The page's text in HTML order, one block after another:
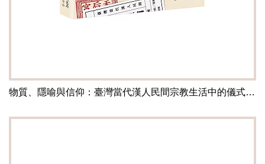
物質、隱喻與信仰：臺灣當代漢人民間宗教生活中的儀式力量